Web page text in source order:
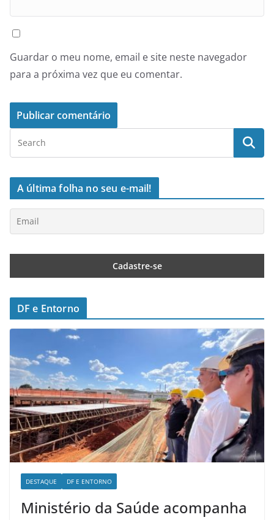
Guardar o meu nome, email e site neste navegador
para a próxima vez que eu comentar.
A última folha no seu e-mail!
DF e Entorno
DESTAQUE DF E ENTORNO
Ministério da Saúde acompanha